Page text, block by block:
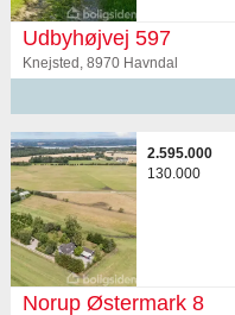
Udbyhøjvej 597
Knejsted, 8970 Havndal
2.595.000
130.000
Norup Østermark 8